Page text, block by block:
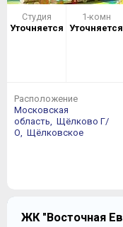
Студия
Уточняется
1-комн
Уточняется
Расположение
Московская
область, Щёлково Г/
О, Щёлковское
ЖК "Восточная